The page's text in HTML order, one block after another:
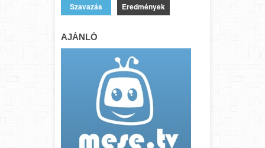
Eredmények
AJÁNLÓ